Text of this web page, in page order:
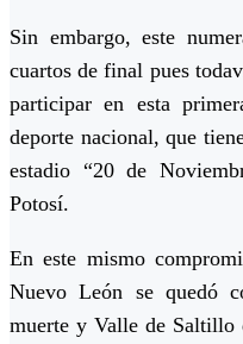
Sin embargo, este
cuartos de final pues
participar en esta
deporte nacional, que
estadio “20 de
Potosí.
En este mismo
Nuevo León se quedó
muerte y Valle de Saltillo